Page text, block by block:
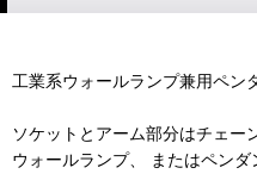
工業系ウォールランプ兼用ペン
ソケットとアーム部分はチェー
ウォールランプ、 またはペン